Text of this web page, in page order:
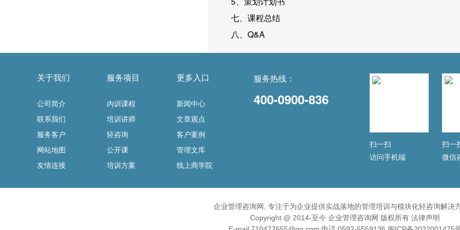
七、课程总结
八、Q&A
关于我们
公司简介
联系我们
服务客户
网站地图
友情连接
服务项目
内训课程
培训讲师
轻咨询
公开课
培训方案
更多入口
新闻中心
文章观点
客户案例
管理文库
线上商学院
服务热线：
400-0900-836
扫一扫
访问手机端
扫一
微信
企业管理咨询网, 专注于为企业提供实战落地的管理培训与模块化轻咨询解决
Copyright @ 2014-至今 企业管理咨询网 版权所有 法律声明